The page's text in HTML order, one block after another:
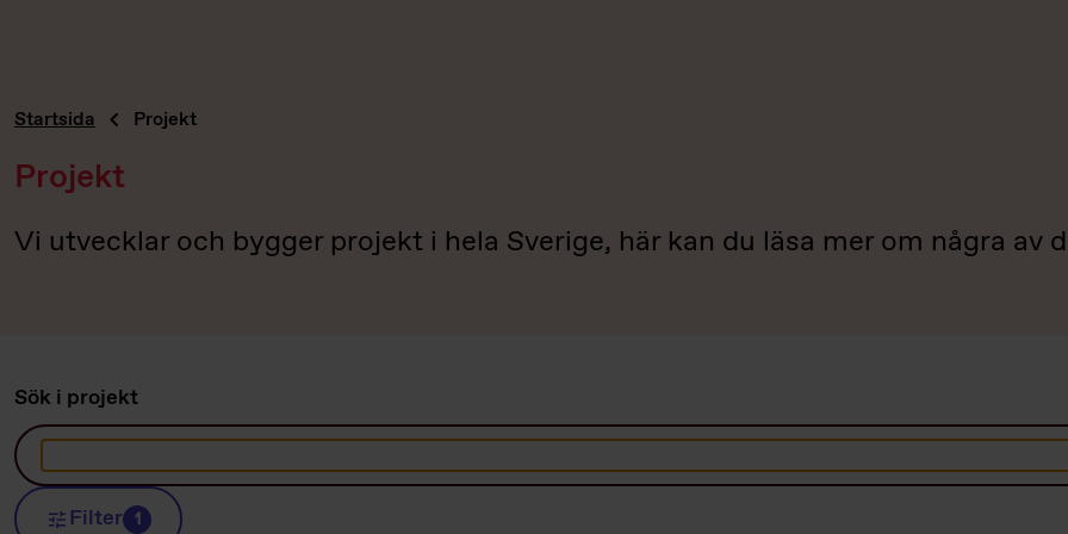
Startsida Projekt
Projekt
Vi utvecklar och bygger projekt i hela Sverige, här kan du läsa mer om några av
Sök i projekt
Filter 1